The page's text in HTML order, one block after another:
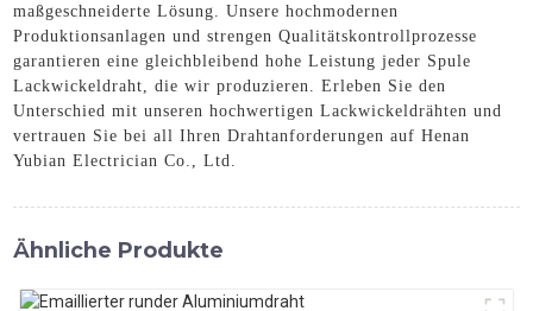
maßgeschneiderte Lösung. Unsere hochmodernen
Produktionsanlagen und strengen Qualitätskontrollprozesse
garantieren eine gleichbleibend hohe Leistung jeder Spule
Lackwickeldraht, die wir produzieren. Erleben Sie den
Unterschied mit unseren hochwertigen Lackwickeldrähten und
vertrauen Sie bei all Ihren Drahtanforderungen auf Henan
Yubian Electrician Co., Ltd.
Ähnliche Produkte